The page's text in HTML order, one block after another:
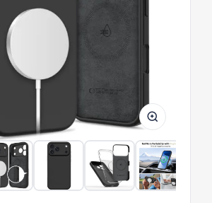
Pouzdro
Tech-
Protect
pro
iPhone
17
Max